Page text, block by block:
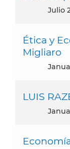
julio
Ética y
Migliaro
LUIS